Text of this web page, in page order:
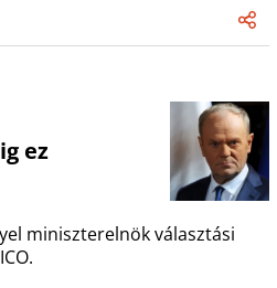
ez
miniszterelnök választási